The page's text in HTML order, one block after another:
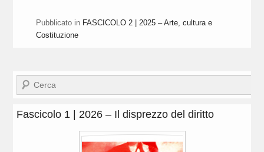
Pubblicato in FASCICOLO 2 | 2025 – Arte, cultura e
Costituzione
Cerca
Fascicolo 1 | 2026 – Il disprezzo del diritto